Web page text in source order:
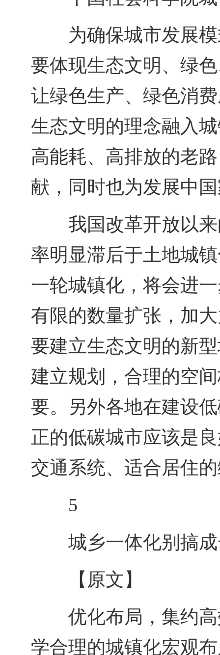
为确保城市发展
要体现生态文明、绿
让绿色生产、绿色消
生态文明的理念融入
高能耗、高排放的老
献，同时也为发展中
我国改革开放以
率明显滞后于土地城
一轮城镇化，将会进
有限的数量扩张，加
要建立生态文明的新
建立规划，合理的空
要。另外各地在建设
正的低碳城市应该是
交通系统、适合居住
5
城乡一体化别搞
【原文】
优化布局，集约
学合理的城镇化宏观